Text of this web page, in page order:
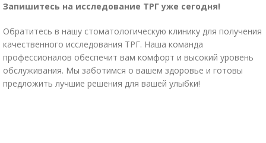
Запишитесь на исследование ТРГ уже сегодня!
Обратитесь в нашу стоматологическую клинику для получения
качественного исследования ТРГ. Наша команда
профессионалов обеспечит вам комфорт и высокий уровень
обслуживания. Мы заботимся о вашем здоровье и готовы
предложить лучшие решения для вашей улыбки!